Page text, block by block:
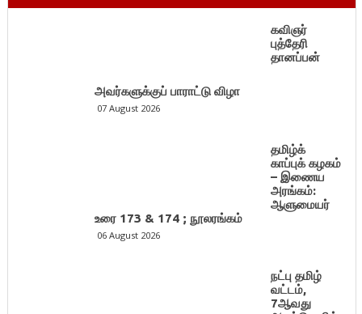
கவிஞர்
புத்தேரி
தானப்பன்
அவர்களுக்குப் பாராட்டு விழா
07 August 2026
தமிழ்க்
காப்புக் கழகம்
– இணைய
அரங்கம்:
ஆளுமையர்
உரை 173 & 174 ; நூலரங்கம்
06 August 2026
நட்பு தமிழ்
வட்டம்,
7ஆவது